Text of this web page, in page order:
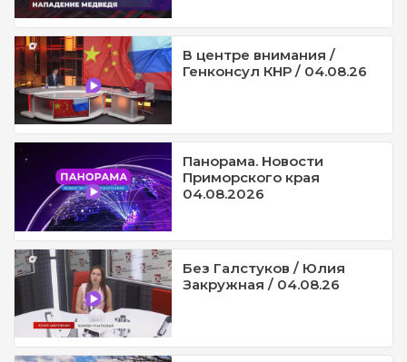
В центре внимания /
Генконсул КНР / 04.08.26
Панорама. Новости
Приморского края
04.08.2026
Без Галстуков / Юлия
Закружная / 04.08.26